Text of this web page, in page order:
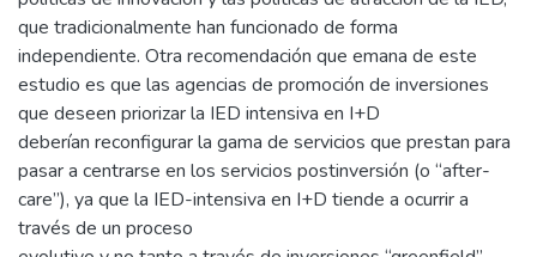
que tradicionalmente han funcionado de forma
independiente. Otra recomendación que emana de este
estudio es que las agencias de promoción de inversiones
que deseen priorizar la IED intensiva en I+D
deberían reconfigurar la gama de servicios que prestan para
pasar a centrarse en los servicios postinversión (o “after-
care”), ya que la IED-intensiva en I+D tiende a ocurrir a
través de un proceso